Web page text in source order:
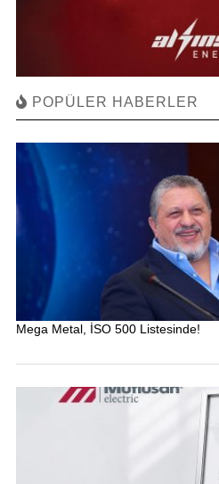
POPÜLER HABERLER
Mega Metal, İSO 500 Listesinde!